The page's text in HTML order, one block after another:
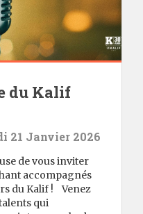
du Kalif
21 Janvier 2026
de vous inviter
accompagnés
du Kalif ! Venez
qui